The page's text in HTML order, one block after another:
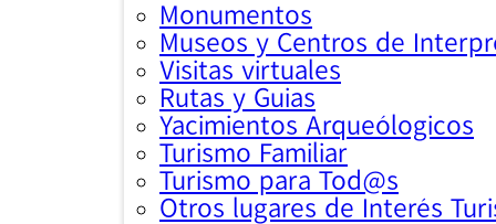
Monumentos
Museos y Centros de
Visitas virtuales
Rutas y Guias
Yacimientos Arqueólogicos
Turismo Familiar
Turismo para Tod@s
Otros lugares de Interés